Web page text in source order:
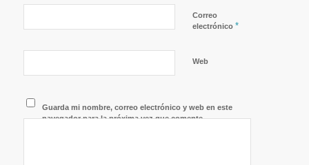
Correo
electrónico *
Web
Guarda mi nombre, correo electrónico y web en este
navegador para la próxima vez que comente.